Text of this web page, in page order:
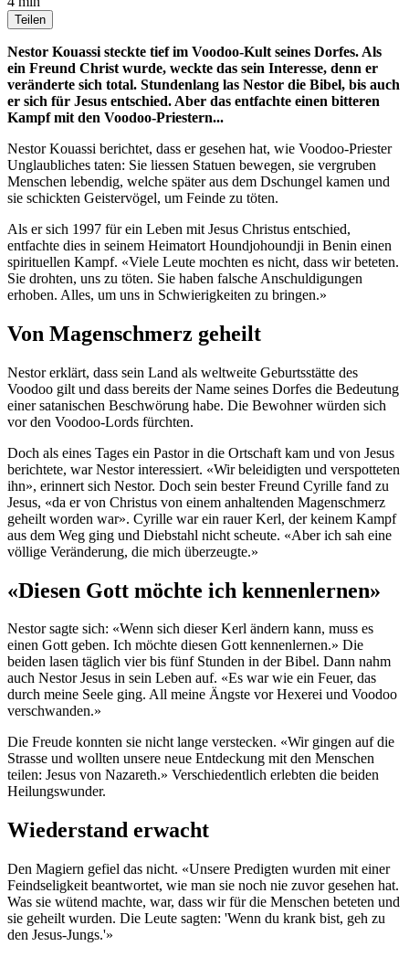
Teilen
Nestor Kouassi steckte tief im Voodoo-Kult seines Dorfes. Als
ein Freund Christ wurde, weckte das sein Interesse, denn er
veränderte sich total. Stundenlang las Nestor die Bibel, bis auch
er sich für Jesus entschied. Aber das entfachte einen bitteren
Kampf mit den Voodoo-Priestern...
Nestor Kouassi berichtet, dass er gesehen hat, wie Voodoo-Priester
Unglaubliches taten: Sie liessen Statuen bewegen, sie vergruben
Menschen lebendig, welche später aus dem Dschungel kamen und
sie schickten Geistervögel, um Feinde zu töten.
Als er sich 1997 für ein Leben mit Jesus Christus entschied,
entfachte dies in seinem Heimatort Houndjohoundji in Benin einen
spirituellen Kampf. «Viele Leute mochten es nicht, dass wir beteten.
Sie drohten, uns zu töten. Sie haben falsche Anschuldigungen
erhoben. Alles, um uns in Schwierigkeiten zu bringen.»
Von Magenschmerz geheilt
Nestor erklärt, dass sein Land als weltweite Geburtsstätte des
Voodoo gilt und dass bereits der Name seines Dorfes die Bedeutung
einer satanischen Beschwörung habe. Die Bewohner würden sich
vor den Voodoo-Lords fürchten.
Doch als eines Tages ein Pastor in die Ortschaft kam und von Jesus
berichtete, war Nestor interessiert. «Wir beleidigten und verspotteten
ihn», erinnert sich Nestor. Doch sein bester Freund Cyrille fand zu
Jesus, «da er von Christus von einem anhaltenden Magenschmerz
geheilt worden war». Cyrille war ein rauer Kerl, der keinem Kampf
aus dem Weg ging und Diebstahl nicht scheute. «Aber ich sah eine
völlige Veränderung, die mich überzeugte.»
«Diesen Gott möchte ich kennenlernen»
Nestor sagte sich: «Wenn sich dieser Kerl ändern kann, muss es
einen Gott geben. Ich möchte diesen Gott kennenlernen.» Die
beiden lasen täglich vier bis fünf Stunden in der Bibel. Dann nahm
auch Nestor Jesus in sein Leben auf. «Es war wie ein Feuer, das
durch meine Seele ging. All meine Ängste vor Hexerei und Voodoo
verschwanden.»
Die Freude konnten sie nicht lange verstecken. «Wir gingen auf die
Strasse und wollten unsere neue Entdeckung mit den Menschen
teilen: Jesus von Nazareth.» Verschiedentlich erlebten die beiden
Heilungswunder.
Wiederstand erwacht
Den Magiern gefiel das nicht. «Unsere Predigten wurden mit einer
Feindseligkeit beantwortet, wie man sie noch nie zuvor gesehen hat.
Was sie wütend machte, war, dass wir für die Menschen beteten und
sie geheilt wurden. Die Leute sagten: 'Wenn du krank bist, geh zu
den Jesus-Jungs.'»